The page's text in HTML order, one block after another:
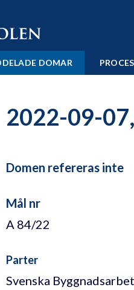
DOMAR
2022-09-
Domen refereras inte
Mål nr
A 84/22
Parter
Svenska